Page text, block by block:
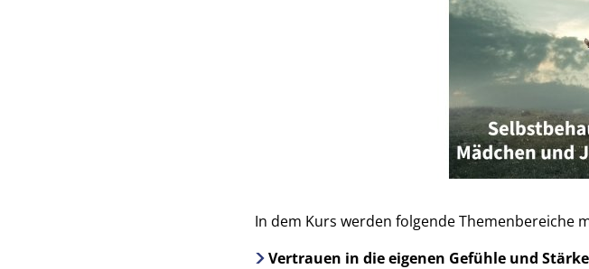
In dem Kurs werden folgende Themenbereiche
Vertrauen in die eigenen Gefühle und